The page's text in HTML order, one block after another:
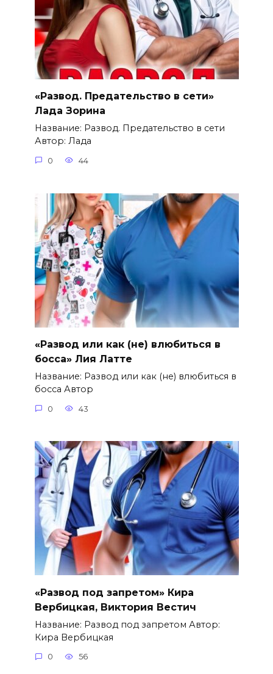
«Развод. Предательство в сети»
Лада Зорина
Название: Развод. Предательство в сети
Автор: Лада
0 44
«Развод или как (не) влюбиться в
босса» Лия Латте
Название: Развод или как (не) влюбиться в
босса Автор
0 43
«Развод под запретом» Кира
Вербицкая, Виктория Вестич
Название: Развод под запретом Автор:
Кира Вербицкая
0 56